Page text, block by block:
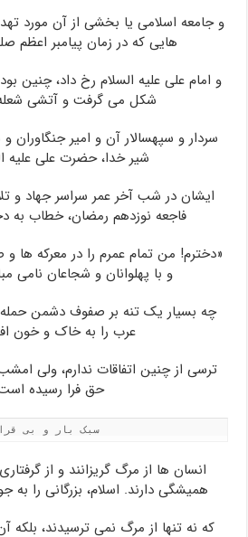
و جامعه اسلامی یا بخشی از آن مورد
هایی که در زمان پیامبر اعظم
و امام علی علیه السلام رخ داد، چنین
شکل می گرفت و آتشی
سردار و سپهسالار آن و امیر جنگاوران
شیر خدا، حضرت علی علیه
ایشان در شب آخر عمر سراسر جهاد و
فاجعه نوزدهم رمضان، خطاب به
«دخترم! من تمام عمرم را در معرکه ها و
و با پهلوانان و شجاعان نامی
چه بسیار یک تنه بر صفوف دشمن حمله
عرب را به خاک و خون
ترسی از چنین اتفاقات ندارم، ولی
حق فرا رسیده
سبک بار و بی
انسان ها از مرگ گریزانند و از
همیشگی دارند. اسلام، بزرگانی را
که نه تنها از مرگ نمی ترسیدند، بلکه